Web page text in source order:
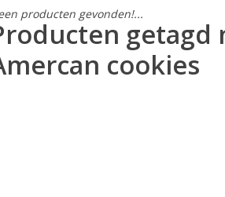
producten gevonden!...
getagd
cookies